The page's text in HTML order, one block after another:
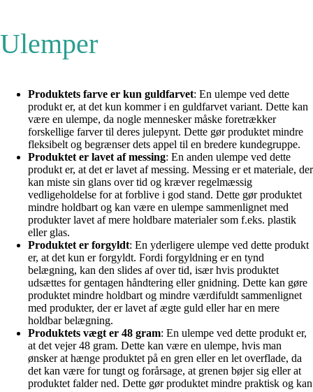
Ulemper
Produktets farve er kun guldfarvet: En ulempe ved dette
produkt er, at det kun kommer i en guldfarvet variant. Dette kan
være en ulempe, da nogle mennesker måske foretrækker
forskellige farver til deres julepynt. Dette gør produktet mindre
fleksibelt og begrænser dets appel til en bredere kundegruppe.
Produktet er lavet af messing: En anden ulempe ved dette
produkt er, at det er lavet af messing. Messing er et materiale, der
kan miste sin glans over tid og kræver regelmæssig
vedligeholdelse for at forblive i god stand. Dette gør produktet
mindre holdbart og kan være en ulempe sammenlignet med
produkter lavet af mere holdbare materialer som f.eks. plastik
eller glas.
Produktet er forgyldt: En yderligere ulempe ved dette produkt
er, at det kun er forgyldt. Fordi forgyldning er en tynd
belægning, kan den slides af over tid, især hvis produktet
udsættes for gentagen håndtering eller gnidning. Dette kan gøre
produktet mindre holdbart og mindre værdifuldt sammenlignet
med produkter, der er lavet af ægte guld eller har en mere
holdbar belægning.
Produktets vægt er 48 gram: En ulempe ved dette produkt er,
at det vejer 48 gram. Dette kan være en ulempe, hvis man
ønsker at hænge produktet på en gren eller en let overflade, da
det kan være for tungt og forårsage, at grenen bøjer sig eller at
produktet falder ned. Dette gør produktet mindre praktisk og kan